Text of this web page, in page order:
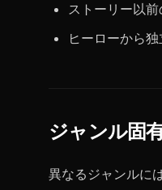
ストーリー以前
ヒーローから
ジャンル固
異なるジャンルに